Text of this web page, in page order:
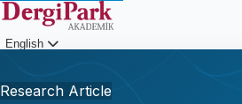
English
Research Article